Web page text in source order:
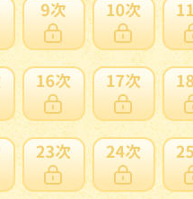
冊會員
費用試算 問題商